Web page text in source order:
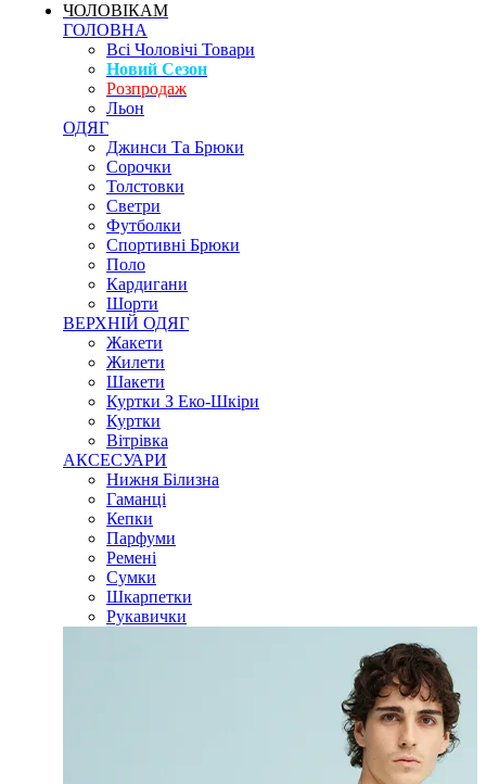
ЧОЛОВІКАМ
ГОЛОВНА
Всі Чоловічі Товари
Новий Сезон
Розпродаж
Льон
ОДЯГ
Джинси Та Брюки
Сорочки
Толстовки
Светри
Футболки
Спортивні Брюки
Поло
Кардигани
Шорти
ВЕРХНІЙ ОДЯГ
Жакети
Жилети
Шакети
Куртки З Еко-Шкіри
Куртки
Вітрівка
АКСЕСУАРИ
Нижня Білизна
Гаманці
Кепки
Парфуми
Ремені
Сумки
Шкарпетки
Рукавички